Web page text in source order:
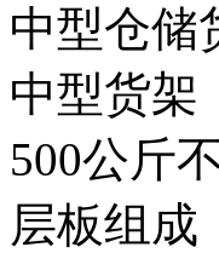
中型仓储
中型货架
500公斤
层板组成